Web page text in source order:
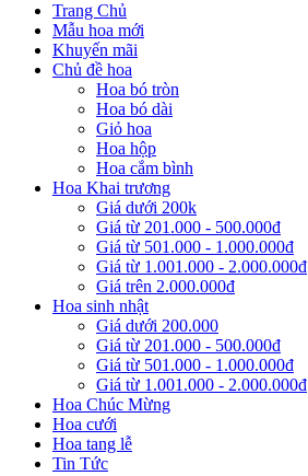
Trang Chủ
Mẫu hoa mới
Khuyến mãi
Chủ đề hoa
Hoa bó tròn
Hoa bó dài
Giỏ hoa
Hoa hộp
Hoa cắm bình
Hoa Khai trương
Giá dưới 200k
Giá từ 201.000 - 500.000đ
Giá từ 501.000 - 1.000.000đ
Giá từ 1.001.000 - 2.000.000đ
Giá trên 2.000.000đ
Hoa sinh nhật
Giá dưới 200.000
Giá từ 201.000 - 500.000đ
Giá từ 501.000 - 1.000.000đ
Giá từ 1.001.000 - 2.000.000đ
Hoa Chúc Mừng
Hoa cưới
Hoa tang lễ
Tin Tức